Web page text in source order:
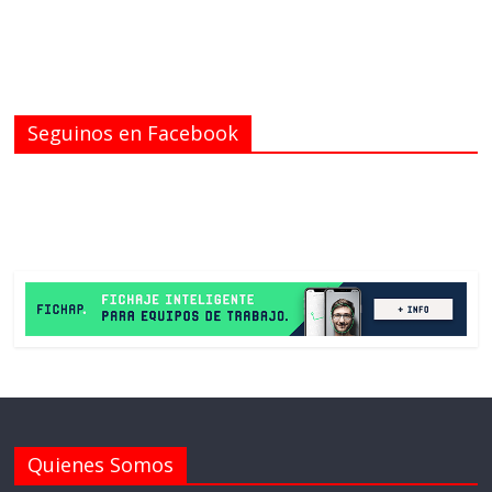
Seguinos en Facebook
Quienes Somos